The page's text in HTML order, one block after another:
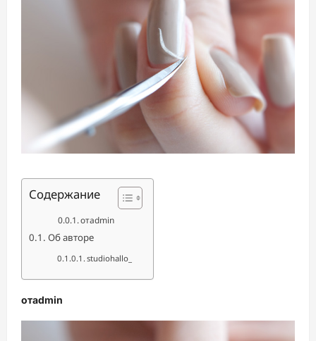
Содержание
отadmin
Об авторе
studiohallo_
отadmin